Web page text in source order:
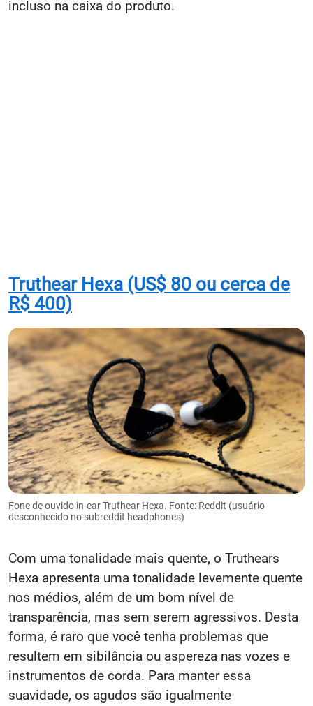
incluso na caixa do produto.
Truthear Hexa (US$ 80 ou cerca de
R$ 400)
Fone de ouvido in-ear Truthear Hexa. Fonte: Reddit (usuário
desconhecido no subreddit headphones)
Com uma tonalidade mais quente, o Truthears
Hexa apresenta uma tonalidade levemente quente
nos médios, além de um bom nível de
transparência, mas sem serem agressivos. Desta
forma, é raro que você tenha problemas que
resultem em sibilância ou aspereza nas vozes e
instrumentos de corda. Para manter essa
suavidade, os agudos são igualmente